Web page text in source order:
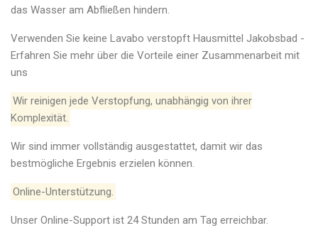
das Wasser am Abfließen hindern.
Verwenden Sie keine Lavabo verstopft Hausmittel Jakobsbad -
Erfahren Sie mehr über die Vorteile einer Zusammenarbeit mit
uns
Wir reinigen jede Verstopfung, unabhängig von ihrer
Komplexität.
Wir sind immer vollständig ausgestattet, damit wir das
bestmögliche Ergebnis erzielen können.
Online-Unterstützung.
Unser Online-Support ist 24 Stunden am Tag erreichbar.